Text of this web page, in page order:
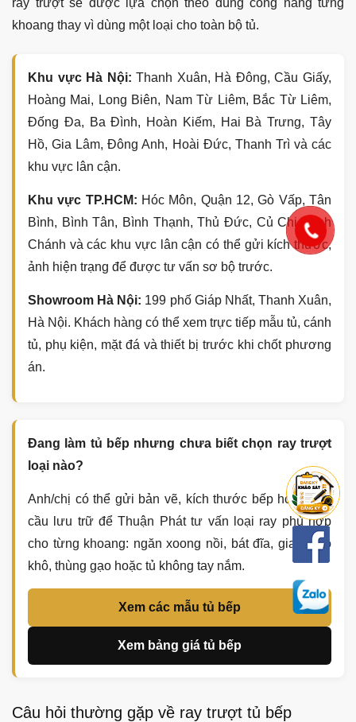
khoang thay vì dùng một loại cho toàn bộ tủ.
Khu vực Hà Nội: Thanh Xuân, Hà Đông, Cầu Giấy,
Hoàng Mai, Long Biên, Nam Từ Liêm, Bắc Từ Liêm,
Đống Đa, Ba Đình, Hoàn Kiếm, Hai Bà Trưng, Tây
Hồ, Gia Lâm, Đông Anh, Hoài Đức, Thanh Trì và các
khu vực lân cận.
Khu vực TP.HCM: Hóc Môn, Quận 12, Gò Vấp, Tân
Bình, Bình Tân, Bình Thạnh, Thủ Đức, Củ Chi, Bình
Chánh và các khu vực lân cận có thể gửi kích thước,
ảnh hiện trạng để được tư vấn sơ bộ trước.
Showroom Hà Nội: 199 phố Giáp Nhất, Thanh Xuân,
Hà Nội. Khách hàng có thể xem trực tiếp mẫu tủ, cánh
tủ, phụ kiện, mặt đá và thiết bị trước khi chốt phương
án.
Đang làm tủ bếp nhưng chưa biết chọn ray trượt
loại nào?
Anh/chị có thể gửi bản vẽ, kích thước bếp hoặc nhu
cầu lưu trữ để Thuận Phát tư vấn loại ray phù hợp
cho từng khoang: ngăn xoong nồi, bát đĩa, gia vị, đồ
khô, thùng gạo hoặc tủ không tay nắm.
Xem các mẫu tủ bếp
Xem bảng giá tủ bếp
Câu hỏi thường gặp về ray trượt tủ bếp